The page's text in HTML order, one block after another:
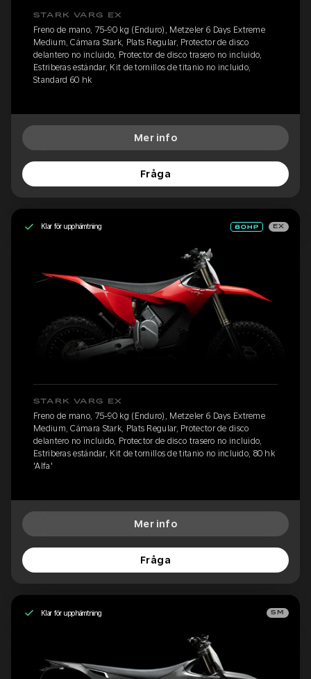
STARK VARG EX
Freno de mano, 75-90 kg (Enduro), Metzeler 6 Days Extreme
Medium, Cámara Stark, Plats Regular, Protector de disco
delantero no incluido, Protector de disco trasero no incluido,
Estriberas estándar, Kit de tornillos de titanio no incluido,
Standard 60 hk
Mer info
Fråga
Klar för upphämtning EX
STARK VARG EX
Freno de mano, 75-90 kg (Enduro), Metzeler 6 Days Extreme
Medium, Cámara Stark, Plats Regular, Protector de disco
delantero no incluido, Protector de disco trasero no incluido,
Estriberas estándar, Kit de tornillos de titanio no incluido, 80 hk
'Alfa'
Mer info
Fråga
Klar för upphämtning SM